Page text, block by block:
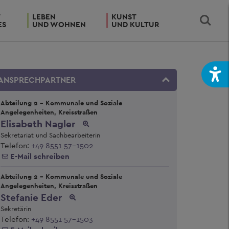
LEBEN
UND WOHNEN
KUNST
UND KULTUR
Abteilung 2 - Kommunale und Soziale
Angelegenheiten, Kreisstraßen
Elisabeth Nagler
Sekretariat und Sachbearbeiterin
Telefon: +49 8551 57-1502
E-Mail schreiben
Abteilung 2 - Kommunale und Soziale
Angelegenheiten, Kreisstraßen
Stefanie Eder
Sekretärin
Telefon: +49 8551 57-1503